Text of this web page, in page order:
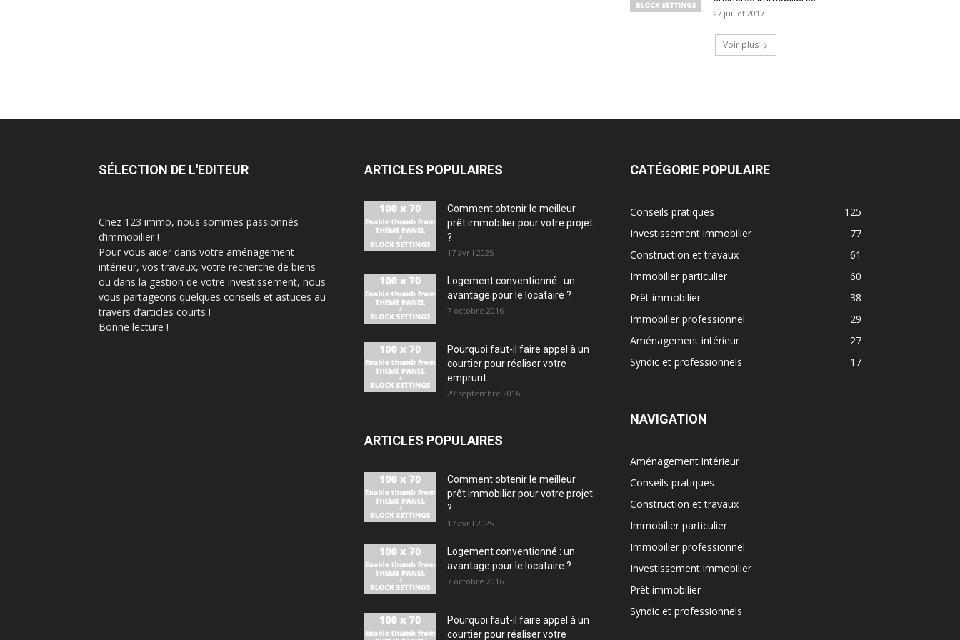
27 juillet 2017
Voir plus
SÉLECTION DE L'EDITEUR
Chez 123 immo, nous sommes passionnés
d’immobilier !
Pour vous aider dans votre aménagement
intérieur, vos travaux, votre recherche de biens
ou dans la gestion de votre investissement, nous
vous partageons quelques conseils et astuces au
travers d’articles courts !
Bonne lecture !
ARTICLES POPULAIRES
Comment obtenir le meilleur
prêt immobilier pour votre projet
?
17 avril 2025
Logement conventionné : un
avantage pour le locataire ?
7 octobre 2016
Pourquoi faut-il faire appel à un
courtier pour réaliser votre
emprunt...
29 septembre 2016
ARTICLES POPULAIRES
Comment obtenir le meilleur
prêt immobilier pour votre projet
?
17 avril 2025
Logement conventionné : un
avantage pour le locataire ?
7 octobre 2016
Pourquoi faut-il faire appel à un
courtier pour réaliser votre
CATÉGORIE POPULAIRE
Conseils pratiques
125
Investissement immobilier
77
Construction et travaux
61
Immobilier particulier
60
Prêt immobilier
38
Immobilier professionnel
29
Aménagement intérieur
27
Syndic et professionnels
17
NAVIGATION
Aménagement intérieur
Conseils pratiques
Construction et travaux
Immobilier particulier
Immobilier professionnel
Investissement immobilier
Prêt immobilier
Syndic et professionnels